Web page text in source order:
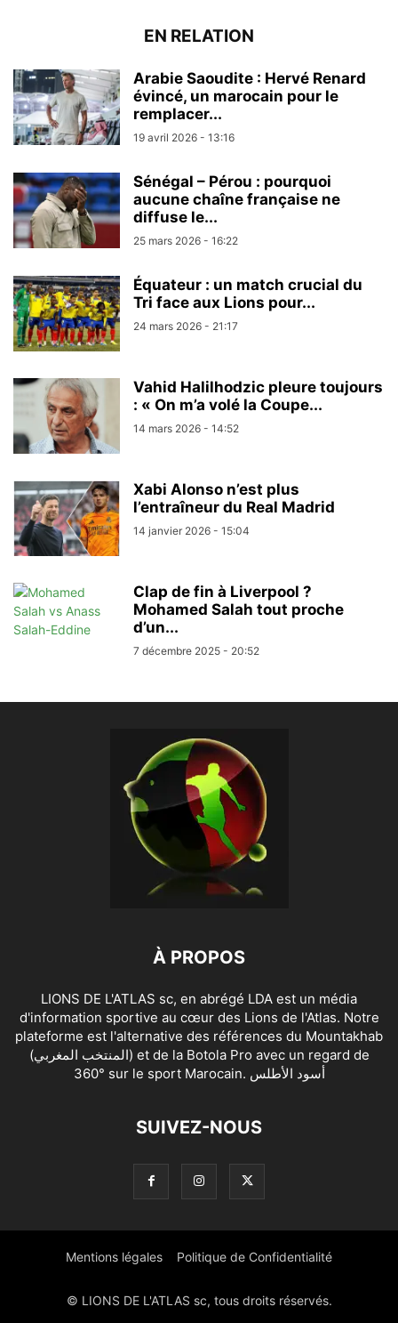
EN RELATION
Arabie Saoudite : Hervé Renard
évincé, un marocain pour le
remplacer...
19 avril 2026 - 13:16
Sénégal – Pérou : pourquoi
aucune chaîne française ne
diffuse le...
25 mars 2026 - 16:22
Équateur : un match crucial du
Tri face aux Lions pour...
24 mars 2026 - 21:17
Vahid Halilhodzic pleure toujours
: « On m’a volé la Coupe...
14 mars 2026 - 14:52
Xabi Alonso n’est plus
l’entraîneur du Real Madrid
14 janvier 2026 - 15:04
Clap de fin à Liverpool ?
Mohamed Salah tout proche
d’un...
7 décembre 2025 - 20:52
À PROPOS
LIONS DE L'ATLAS sc, en abrégé LDA est un média
d'information sportive au cœur des Lions de l'Atlas. Notre
plateforme est l'alternative des références du Mountakhab
(المنتخب المغربي) et de la Botola Pro avec un regard de
360° sur le sport Marocain. أسود الأطلس
SUIVEZ-NOUS
Mentions légales Politique de Confidentialité
© LIONS DE L'ATLAS sc, tous droits réservés.